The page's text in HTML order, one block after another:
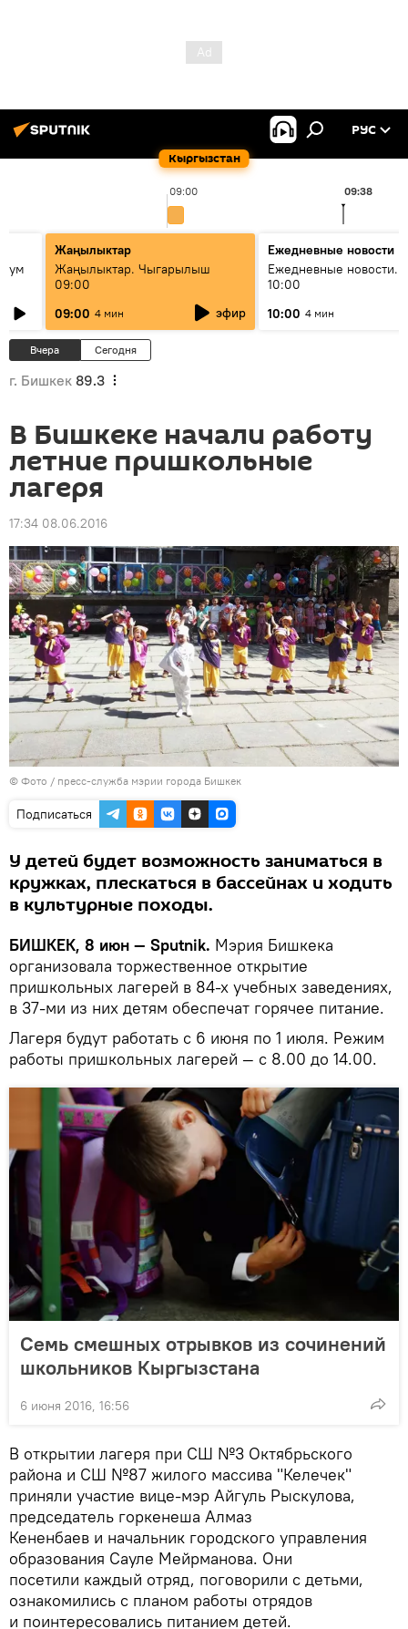
Кыргызстан
РУС
09:00 09:38
Жаңылыктар
Жаңылыктар. Чыгарылыш
09:00
09:00 4 мин эфир
Ежедневные новости
Ежедневные новости.
10:00
10:00 4 мин
Вчера Сегодня
г. Бишкек 89.3
В Бишкеке начали работу
летние пришкольные
лагеря
17:34 08.06.2016
© Фото / пресс-служба мэрии города Бишкек
Подписаться
У детей будет возможность заниматься в
кружках, плескаться в бассейнах и ходить
в культурные походы.
БИШКЕК, 8 июн — Sputnik. Мэрия Бишкека
организовала торжественное открытие
пришкольных лагерей в 84-х учебных заведениях,
в 37-ми из них детям обеспечат горячее питание.
Лагеря будут работать с 6 июня по 1 июля. Режим
работы пришкольных лагерей — с 8.00 до 14.00.
Семь смешных отрывков из сочинений
школьников Кыргызстана
6 июня 2016, 16:56
В открытии лагеря при СШ №3 Октябрьского
района и СШ №87 жилого массива "Келечек"
приняли участие вице-мэр Айгуль Рыскулова,
председатель горкенеша Алмаз
Кененбаев и начальник городского управления
образования Сауле Мейрманова. Они
посетили каждый отряд, поговорили с детьми,
ознакомились с планом работы отрядов
и поинтересовались питанием детей.